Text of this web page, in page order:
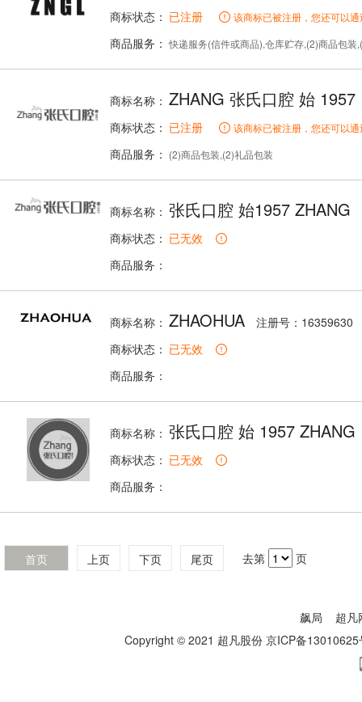
商标状态： 已注册 该商标已被注册，您还可以
商品服务： 快递服务(信件或商品),仓库贮存,(2)商品包装,(1)物
商标名称： ZHANG 张氏口腔 始 1957
商标状态： 已注册 该商标已被注册，您还可以
商品服务： (2)商品包装,(2)礼品包装
商标名称： 张氏口腔 始1957 ZHANG
商标状态： 已无效
商品服务：
商标名称： ZHAOHUA
注册号：16359630
商标状态： 已无效
商品服务：
商标名称： 张氏口腔 始 1957 ZHANG
商标状态： 已无效
商品服务：
首页 上页 下页 尾页 去第 页
飙局
超凡
Copyright © 2021 超凡股份 京ICP备